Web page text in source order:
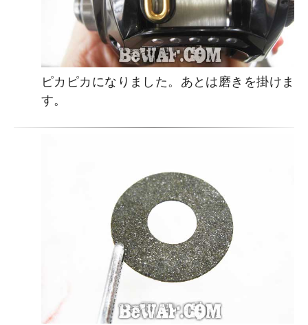
ピカピカになりました。あとは磨きを掛けま
す。